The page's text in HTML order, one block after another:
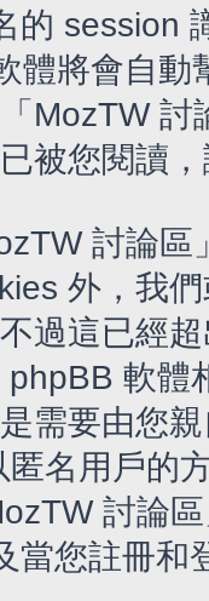
的 session
體將會自動
MozTW
被您閱讀
討論
外，我
過這已經
軟體
需要由您
名用戶的
討論
當您註冊和